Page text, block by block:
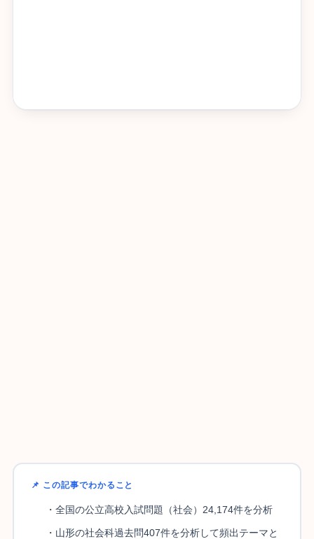
📌 この記事でわかること
・全国の公立高校入試問題（社会）24,174件を分析
・山形の社会科過去問407件を分析して頻出テーマと